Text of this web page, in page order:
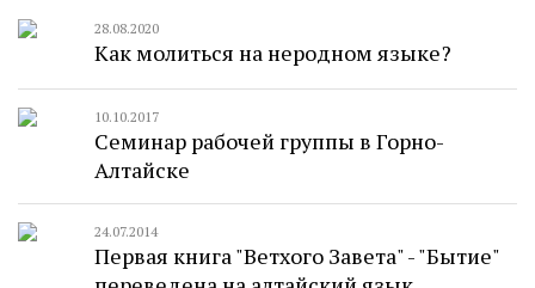
28.08.2020
Как молиться на неродном языке?
10.10.2017
Семинар рабочей группы в Горно-
Алтайске
24.07.2014
Первая книга "Ветхого Завета" - "Бытие"